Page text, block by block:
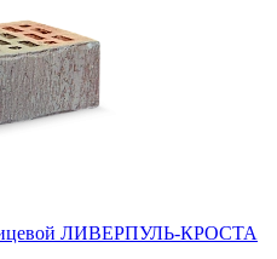
ЛИВЕРПУЛЬ-КРОСТА